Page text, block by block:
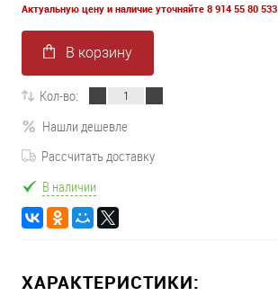
Актуальную цену и наличие уточняйте 8 914 55 80 533
В корзину
Кол-во:
Нашли дешевле
Рассчитать доставку
В наличии
ХАРАКТЕРИСТИКИ: